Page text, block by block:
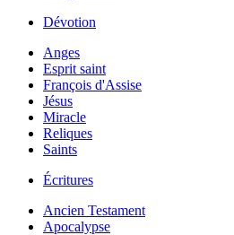
Dévotion
Anges
Esprit saint
François d'Assise
Jésus
Miracle
Reliques
Saints
Écritures
Ancien Testament
Apocalypse